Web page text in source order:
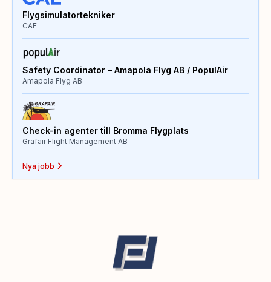
Flygsimulatortekniker
CAE
Safety Coordinator – Amapola Flyg AB / PopulAir
Amapola Flyg AB
Check-in agenter till Bromma Flygplats
Grafair Flight Management AB
Nya jobb